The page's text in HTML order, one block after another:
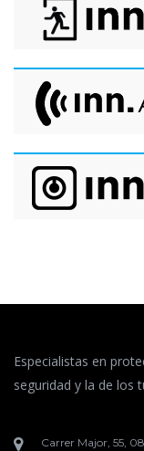
Especialistas en
seguridad y la de los
Carrer Major, 55,